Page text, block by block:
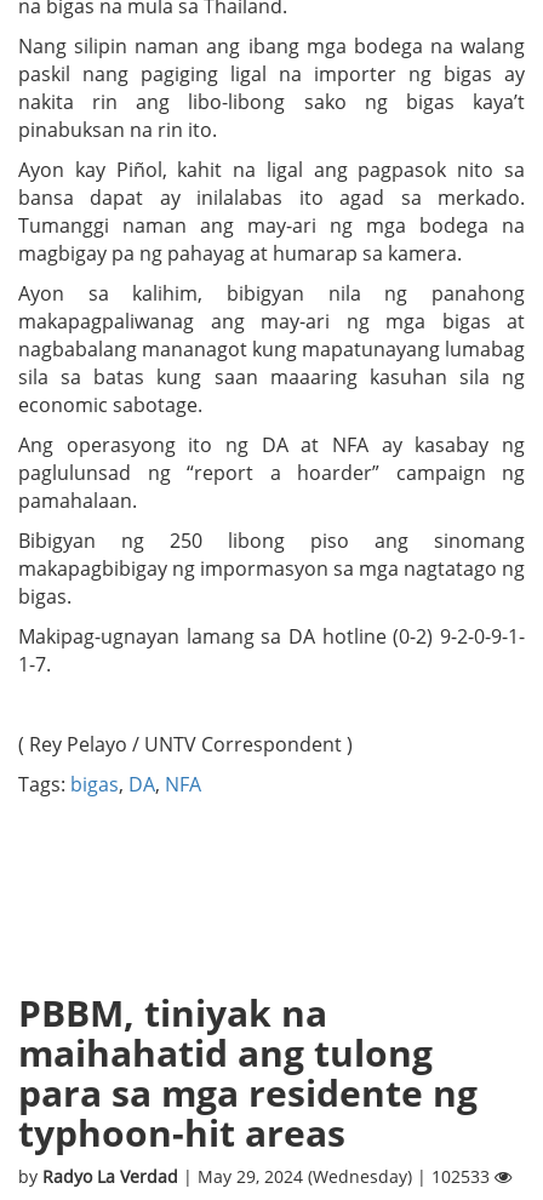
na bigas na mula sa Thailand.
Nang silipin naman ang ibang mga bodega na walang
paskil nang pagiging ligal na importer ng bigas ay
nakita rin ang libo-libong sako ng bigas kaya’t
pinabuksan na rin ito.
Ayon kay Piñol, kahit na ligal ang pagpasok nito sa
bansa dapat ay inilalabas ito agad sa merkado.
Tumanggi naman ang may-ari ng mga bodega na
magbigay pa ng pahayag at humarap sa kamera.
Ayon sa kalihim, bibigyan nila ng panahong
makapagpaliwanag ang may-ari ng mga bigas at
nagbabalang mananagot kung mapatunayang lumabag
sila sa batas kung saan maaaring kasuhan sila ng
economic sabotage.
Ang operasyong ito ng DA at NFA ay kasabay ng
paglulunsad ng “report a hoarder” campaign ng
pamahalaan.
Bibigyan ng 250 libong piso ang sinomang
makapagbibigay ng impormasyon sa mga nagtatago ng
bigas.
Makipag-ugnayan lamang sa DA hotline ‎(0-2) 9-2-0-9-1-
1-7.
( Rey Pelayo / UNTV Correspondent )
Tags: bigas, DA, NFA
PBBM, tiniyak na
maihahatid ang tulong
para sa mga residente ng
typhoon-hit areas
by Radyo La Verdad | May 29, 2024 (Wednesday) | 102533